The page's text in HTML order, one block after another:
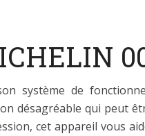
système de
désagréable qui peut
cet appareil vous